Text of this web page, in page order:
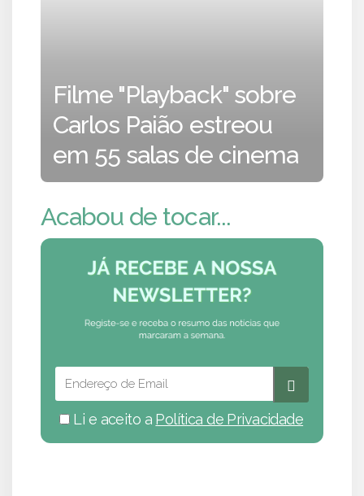
Filme "Playback" sobre
Carlos Paião estreou
em 55 salas de cinema
Acabou de tocar...
Li e aceito a Política de Privacidade